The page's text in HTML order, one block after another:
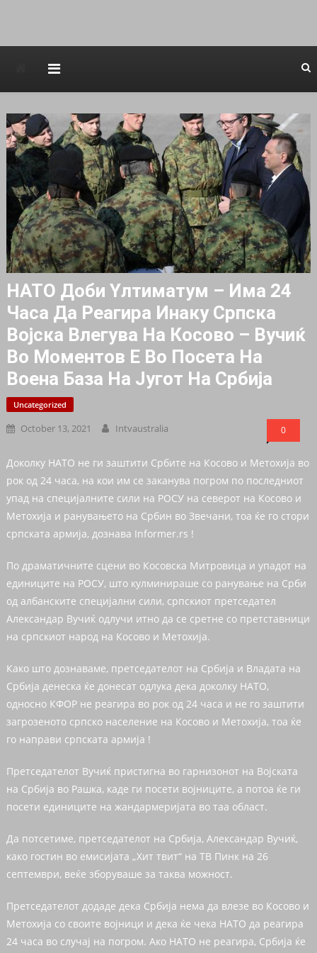
HATO Доби Yлтиматум – Има 24
Часа Да Реагира Инаку Српска
Вojcка Влегува На Косово – Вучиќ
Во Моментов Е Во Посета На
Вoeна База На Југот На Србија
Uncategorized
October 13, 2021 Intvaustralia 0
Доколку НАТО не ги заштити Србите на Косово и Метохија во
рок од 24 часа, на кои им се заканува погром по последниот
упад на специјалните сили на РОСУ на северот на Косово и
Метохија и ранувањето на Србин во Звечани, тоа ќе го стори
српската армија, дознава Informer.rs !
По драматичните сцени во Косовска Митровица и упадот на
единиците на РОСУ, што кулминираше со ранување на Срби
од албанските специјални сили, српскиот претседател
Александар Вучиќ одлучи итно да се сретне со претставници
на српскиот народ на Косово и Метохија.
Како што дознаваме, претседателот на Србија и Владата на
Србија денеска ќе донесат одлука дека доколку НАТО,
односно КФОР не реагира во рок од 24 часа и не го заштити
загрозеното српско население на Косово и Метохија, тоа ќе
го направи српската армија !
Претседателот Вучиќ пристигна во гарнизонот на Војската
на Србија во Рашка, каде ги посети војниците, а потоа ќе ги
посети единиците на жандармеријата во таа област.
Да потсетиме, претседателот на Србија, Александар Вучиќ,
како гостин во емисијата „Хит твит“ на ТВ Пинк на 26
септември, веќе зборуваше за таква можност.
Претседателот додаде дека Србија нема да влезе во Косово и
Метохија со своите војници и дека ќе чека НАТО да реагира
24 часа во случај на погром. Ако НАТО не реагира, Србија ќе